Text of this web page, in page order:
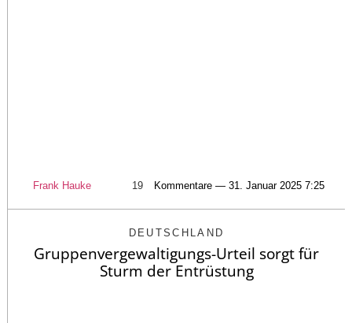
Frank Hauke 19 Kommentare — 31. Januar 2025 7:25
DEUTSCHLAND
Gruppenvergewaltigungs-Urteil sorgt für
Sturm der Entrüstung